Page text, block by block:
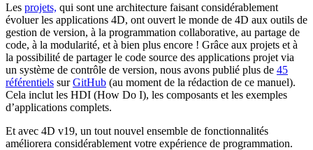
Les projets, qui sont une architecture faisant considérablement
évoluer les applications 4D, ont ouvert le monde de 4D aux outils de
gestion de version, à la programmation collaborative, au partage de
code, à la modularité, et à bien plus encore ! Grâce aux projets et à
la possibilité de partager le code source des applications projet via
un système de contrôle de version, nous avons publié plus de 45
référentiels surGitHub (au moment de la rédaction de ce manuel).
Cela inclut les HDI (How Do I), les composants et les exemples
d’applications complets.
Et avec 4D v19, un tout nouvel ensemble de fonctionnalités
améliorera considérablement votre expérience de programmation.